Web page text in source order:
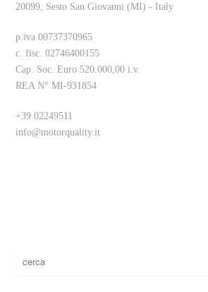
20099, Sesto San Giovanni (MI) - Italy
p.iva 00737370965
c. fisc. 02746400155
Cap. Soc. Euro 520.000,00 i.v.
REA N° MI-931854
+39 02249511
info@motorquality.it